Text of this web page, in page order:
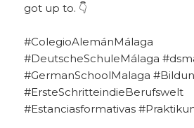
got up to. 👇
#ColegioAlemánMálaga
#DeutscheSchuleMálaga
#GermanSchoolMalaga
#ErsteSchritteindieBerufswelt
#Estanciasformativas